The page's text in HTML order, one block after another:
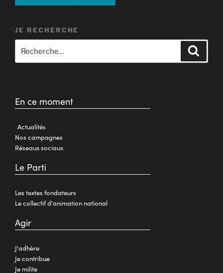
JE RECHERCHE
En ce moment
Actualités
Nos campagnes
Réseaux sociaux
Le Parti
Les textes fondateurs
Le collectif d'animation national
Agir
J'adhère
Je contribue
Je milite